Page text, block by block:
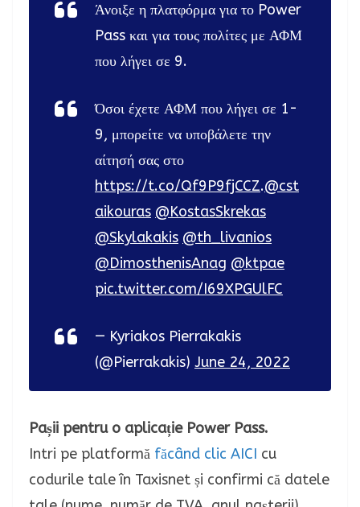
Άνοιξε η πλατφόρμα για το Power
Pass και για τους πολίτες με ΑΦΜ
που λήγει σε 9.
Όσοι έχετε ΑΦΜ που λήγει σε 1-
9, μπορείτε να υποβάλετε την
αίτησή σας στο
https://t.co/Qf9P9fjCCZ.@cst
aikouras @KostasSkrekas
@Skylakakis @th_livanios
@DimosthenisAnag @ktpae
pic.twitter.com/I69XPGUlFC
— Kyriakos Pierrakakis
(@Pierrakakis) June 24, 2022
Pașii pentru o aplicație Power Pass.
Intri pe platformă făcând clic AICI cu
codurile tale în Taxisnet și confirmi că datele